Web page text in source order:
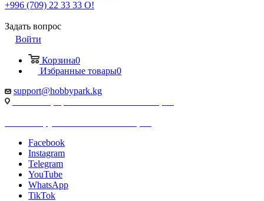
+996 (709) 22 33 33 O!
Задать вопрос
Войти
Корзина0
Избранные товары0
support@hobbypark.kg
Facebook
Instagram
Telegram
YouTube
WhatsApp
TikTok